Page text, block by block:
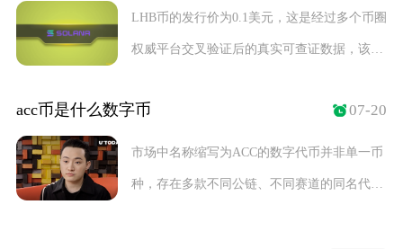
LHB币的发行价为0.1美元，这是经过多个币圈
权威平台交叉验证后的真实可查证数据，该币
acc币是什么数字币 07-20
市场中名称缩写为ACC的数字代币并非单一币
种，存在多款不同公链、不同赛道的同名代